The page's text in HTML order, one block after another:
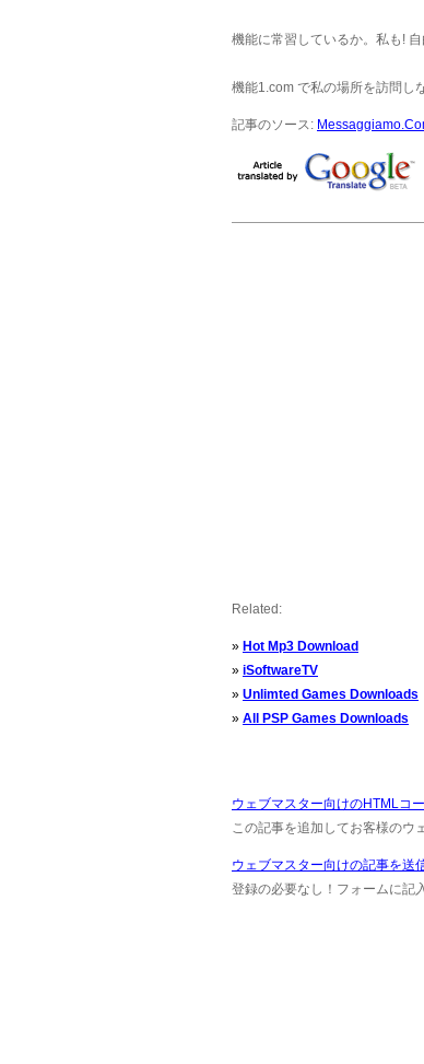
機能に常習しているか。私も!
機能1.com で私の場所を訪問し
記事のソース:
Related:
» Hot Mp3 Download
» iSoftwareTV
» Unlimted Games Downloads
» All PSP Games Downloads
ウェブマスター向けのHTMLコ
この記事を追加してお客様のウ
ウェブマスター向けの記事を送
登録の必要なし！フォームに記